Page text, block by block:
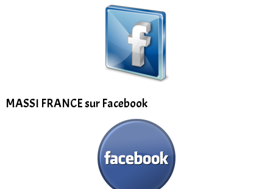
MASSI FRANCE sur Facebook